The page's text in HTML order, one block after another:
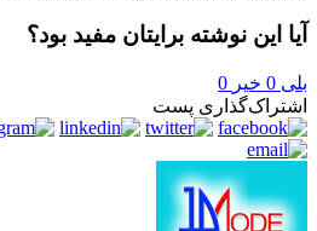
آیا این نوشته برایتان مفید بود؟
بلی 0 خیر 0
اشتراک‌گذاری پست